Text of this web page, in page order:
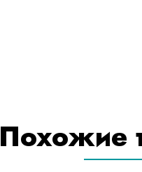
Похожие